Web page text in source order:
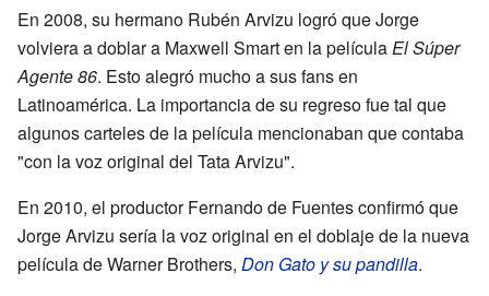
En 2008, su hermano Rubén Arvizu logró que Jorge
volviera a doblar a Maxwell Smart en la películaEl Súper
Agente 86. Esto alegró mucho a sus fans en
Latinoamérica. La importancia de su regreso fue tal que
algunos carteles de la película mencionaban que contaba
"con la voz original del Tata Arvizu".
En 2010, el productor Fernando de Fuentes confirmó que
Jorge Arvizu sería la voz original en el doblaje de la nueva
película de Warner Brothers, Don Gato y su pandilla.